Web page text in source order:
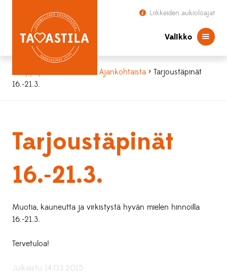
Liikkeiden aukioloajat
Valikko
>Ajankohtaista > Tarjoustäpinät
16.-21.3.
Tarjoustäpinät
16.-21.3.
Muotia, kauneutta ja virkistystä hyvän mielen hinnoilla
16.-21.3.
Tervetuloa!
Julkaistu 14.03.2015